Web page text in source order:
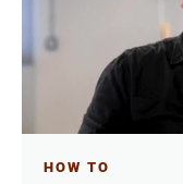
HOW TO